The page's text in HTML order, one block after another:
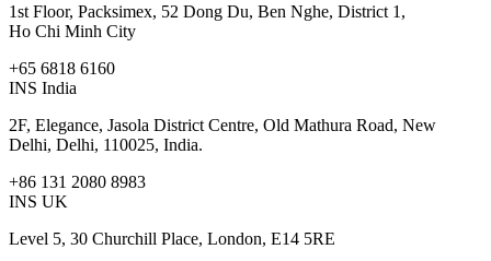
1st Floor, Packsimex, 52 Dong Du, Ben Nghe, District 1,
Ho Chi Minh City
+65 6818 6160
INS India
2F, Elegance, Jasola District Centre, Old Mathura Road, New
Delhi, Delhi, 110025, India.
+86 131 2080 8983
INS UK
Level 5, 30 Churchill Place, London, E14 5RE